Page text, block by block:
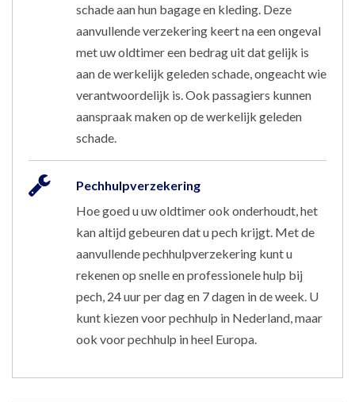
schade aan hun bagage en kleding. Deze
aanvullende verzekering keert na een ongeval
met uw oldtimer een bedrag uit dat gelijk is
aan de werkelijk geleden schade, ongeacht wie
verantwoordelijk is. Ook passagiers kunnen
aanspraak maken op de werkelijk geleden
schade.
Pechhulpverzekering
Hoe goed u uw oldtimer ook onderhoudt, het
kan altijd gebeuren dat u pech krijgt. Met de
aanvullende pechhulpverzekering kunt u
rekenen op snelle en professionele hulp bij
pech, 24 uur per dag en 7 dagen in de week. U
kunt kiezen voor pechhulp in Nederland, maar
ook voor pechhulp in heel Europa.